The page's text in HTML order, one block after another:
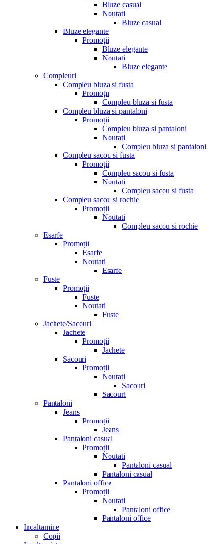
Bluze casual
Noutati
Bluze casual
Bluze elegante
Promoții
Bluze elegante
Noutati
Bluze elegante
Compleuri
Compleu bluza si fusta
Promoții
Compleu bluza si fusta
Compleu bluza si pantaloni
Promoții
Compleu bluza si pantaloni
Noutati
Compleu bluza si pantaloni
Compleu sacou si fusta
Promoții
Compleu sacou si fusta
Noutati
Compleu sacou si fusta
Compleu sacou si rochie
Promoții
Noutati
Compleu sacou si rochie
Esarfe
Promoții
Esarfe
Noutati
Esarfe
Fuste
Promoții
Fuste
Noutati
Fuste
Jachete/Sacouri
Jachete
Promoții
Jachete
Sacouri
Promoții
Noutati
Sacouri
Sacouri
Pantaloni
Jeans
Promoții
Jeans
Pantaloni casual
Promoții
Noutati
Pantaloni casual
Pantaloni casual
Pantaloni office
Promoții
Noutati
Pantaloni office
Pantaloni office
Incaltamine
Copii